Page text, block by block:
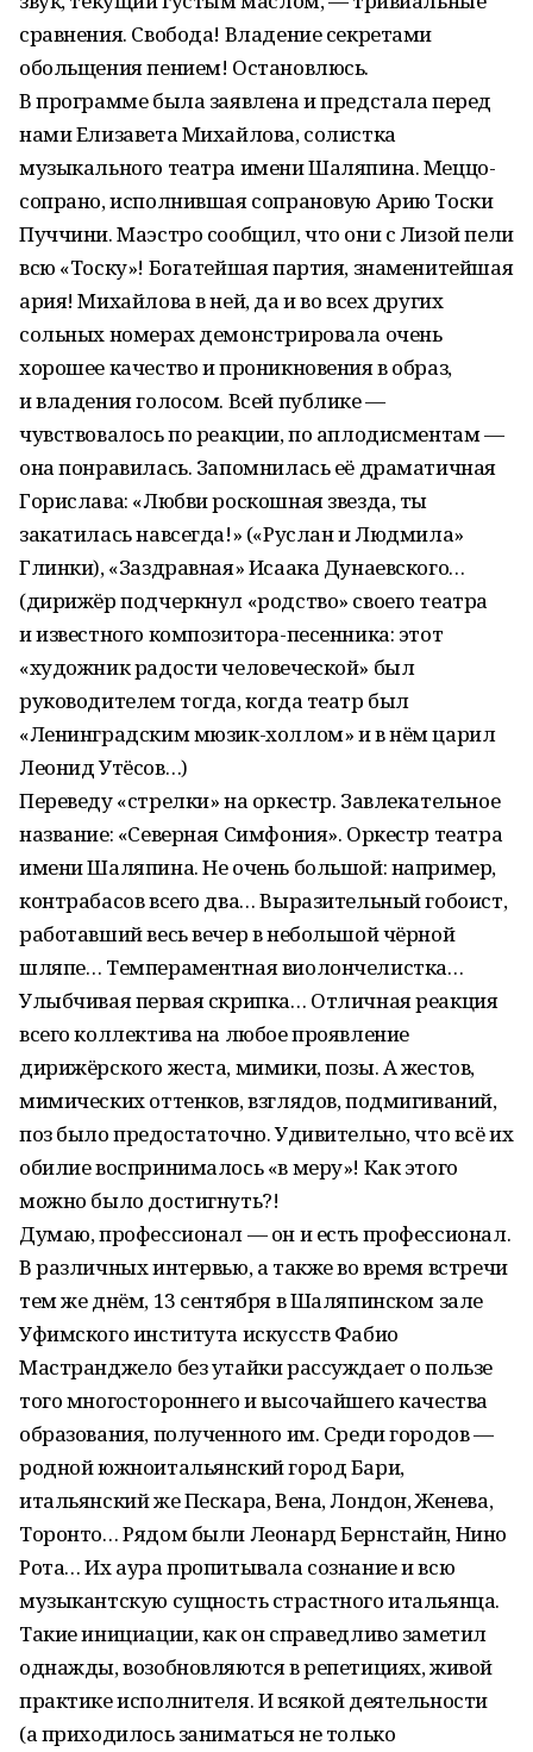
сравнения. Свобода! Владение секретами
обольщения пением! Остановлюсь.
В программе была заявлена и предстала перед
нами Елизавета Михайлова, солистка
музыкального театра имени Шаляпина. Меццо-
сопрано, исполнившая сопрановую Арию Тоски
Пуччини. Маэстро сообщил, что они с Лизой пели
всю «Тоску»! Богатейшая партия, знаменитейшая
ария! Михайлова в ней, да и во всех других
сольных номерах демонстрировала очень
хорошее качество и проникновения в образ,
и владения голосом. Всей публике —
чувствовалось по реакции, по аплодисментам —
она понравилась. Запомнилась её драматичная
Горислава: «Любви роскошная звезда, ты
закатилась навсегда!» («Руслан и Людмила»
Глинки), «Заздравная» Исаака Дунаевского…
(дирижёр подчеркнул «родство» своего театра
и известного композитора-песенника: этот
«художник радости человеческой» был
руководителем тогда, когда театр был
«Ленинградским мюзик-холлом» и в нём царил
Леонид Утёсов…)
Переведу «стрелки» на оркестр. Завлекательное
название: «Северная Симфония». Оркестр театра
имени Шаляпина. Не очень большой: например,
контрабасов всего два… Выразительный гобоист,
работавший весь вечер в небольшой чёрной
шляпе… Темпераментная виолончелистка…
Улыбчивая первая скрипка… Отличная реакция
всего коллектива на любое проявление
дирижёрского жеста, мимики, позы. А жестов,
мимических оттенков, взглядов, подмигиваний,
поз было предостаточно. Удивительно, что всё их
обилие воспринималось «в меру»! Как этого
можно было достигнуть?!
Думаю, профессионал — он и есть профессионал.
В различных интервью, а также во время встречи
тем же днём, 13 сентября в Шаляпинском зале
Уфимского института искусств Фабио
Мастранджело без утайки рассуждает о пользе
того многостороннего и высочайшего качества
образования, полученного им. Среди городов —
родной южноитальянский город Бари,
итальянский же Пескара, Вена, Лондон, Женева,
Торонто… Рядом были Леонард Бернстайн, Нино
Рота… Их аура пропитывала сознание и всю
музыкантскую сущность страстного итальянца.
Такие инициации, как он справедливо заметил
однажды, возобновляются в репетициях, живой
практике исполнителя. И всякой деятельности
(а приходилось заниматься не только